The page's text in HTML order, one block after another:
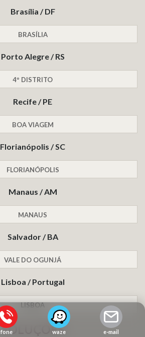
fone waze e-mail
Brasília / DF
BRASÍLIA
Porto Alegre / RS
4º DISTRITO
Recife / PE
BOA VIAGEM
Florianópolis / SC
FLORIANÓPOLIS
Manaus / AM
MANAUS
Salvador / BA
VALE DO OGUNJÁ
Lisboa / Portugal
LISBOA
SOLUÇÕES